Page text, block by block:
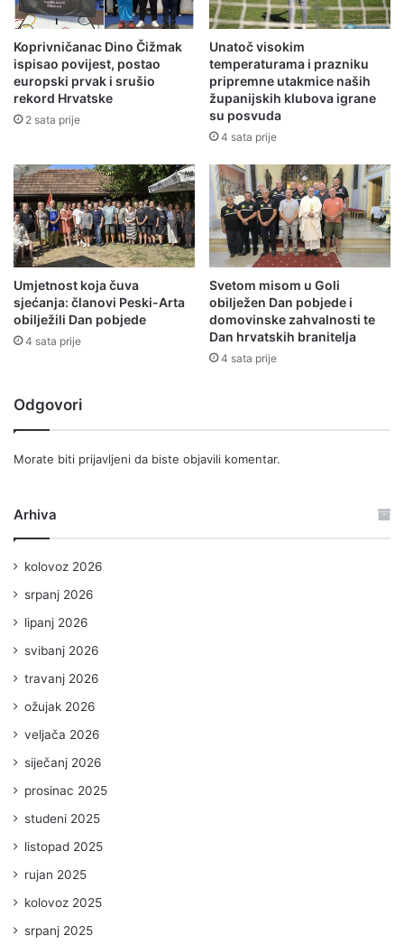
Koprivničanac Dino Čižmak
ispisao povijest, postao
europski prvak i srušio
rekord Hrvatske
2 sata prije
Unatoč visokim
temperaturama i prazniku
pripremne utakmice naših
županijskih klubova igrane
su posvuda
4 sata prije
Umjetnost koja čuva
sjećanja: članovi Peski-Arta
obilježili Dan pobjede
4 sata prije
Svetom misom u Goli
obilježen Dan pobjede i
domovinske zahvalnosti te
Dan hrvatskih branitelja
4 sata prije
Odgovori
Morate biti prijavljeni da biste objavili komentar.
Arhiva
kolovoz 2026
srpanj 2026
lipanj 2026
svibanj 2026
travanj 2026
ožujak 2026
veljača 2026
siječanj 2026
prosinac 2025
studeni 2025
listopad 2025
rujan 2025
kolovoz 2025
srpanj 2025